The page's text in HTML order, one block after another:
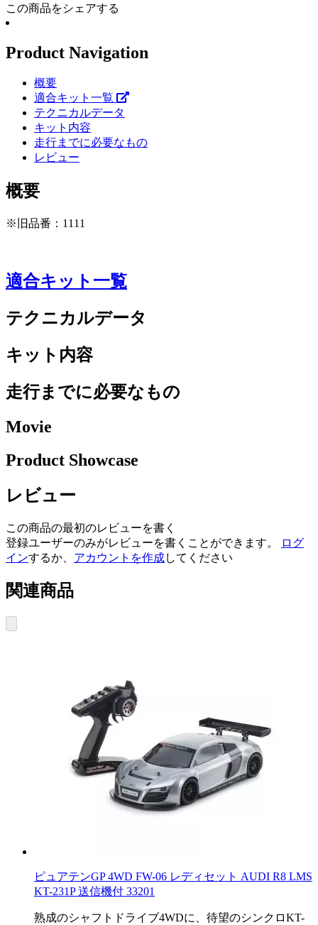
この商品をシェアする
Product Navigation
概要
適合キット一覧
テクニカルデータ
キット内容
走行までに必要なもの
レビュー
概要
※旧品番：1111
適合キット一覧
テクニカルデータ
キット内容
走行までに必要なもの
Movie
Product Showcase
レビュー
この商品の最初のレビューを書く
登録ユーザーのみがレビューを書くことができます。
ログ
インするか、 アカウントを作成してください
関連商品
ピュアテンGP 4WD FW-06 レディセット AUDI R8 LMS
KT-231P 送信機付 33201
熟成のシャフトドライブ4WDに、待望のシンクロKT-